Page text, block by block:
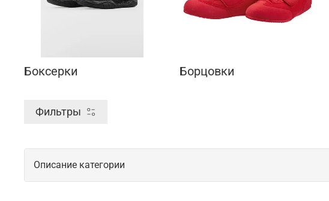
Боксерки Борцовки
Фильтры
Описание категории